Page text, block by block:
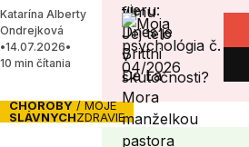
Katarína Alberty
Ondrejková
•14.07.2026•
10 min čítania
CHOROBY
SLÁVNYCH
/ MOJE
ZDRAVIE